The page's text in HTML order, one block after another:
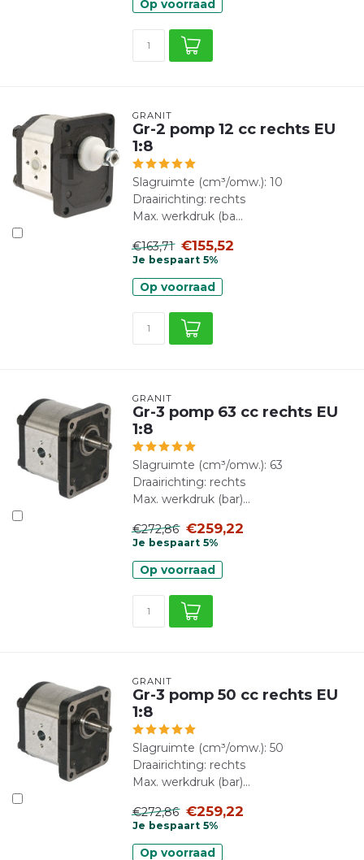
Op voorraad
GRANIT
Gr-2 pomp 12 cc rechts EU
1:8
Slagruimte (cm³/omw.): 10
Draairichting: rechts
Max. werkdruk (ba...
€163,71 €155,52
Je bespaart 5%
Op voorraad
GRANIT
Gr-3 pomp 63 cc rechts EU
1:8
Slagruimte (cm³/omw.): 63
Draairichting: rechts
Max. werkdruk (bar)...
€272,86 €259,22
Je bespaart 5%
Op voorraad
GRANIT
Gr-3 pomp 50 cc rechts EU
1:8
Slagruimte (cm³/omw.): 50
Draairichting: rechts
Max. werkdruk (bar)...
€272,86 €259,22
Je bespaart 5%
Op voorraad